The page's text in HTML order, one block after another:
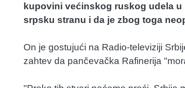
kupovini većinskog ruskog udela
srpsku stranu i da je zbog toga
On je gostujući na Radio-televiziji
zahtev da pančevačka Rafinerija